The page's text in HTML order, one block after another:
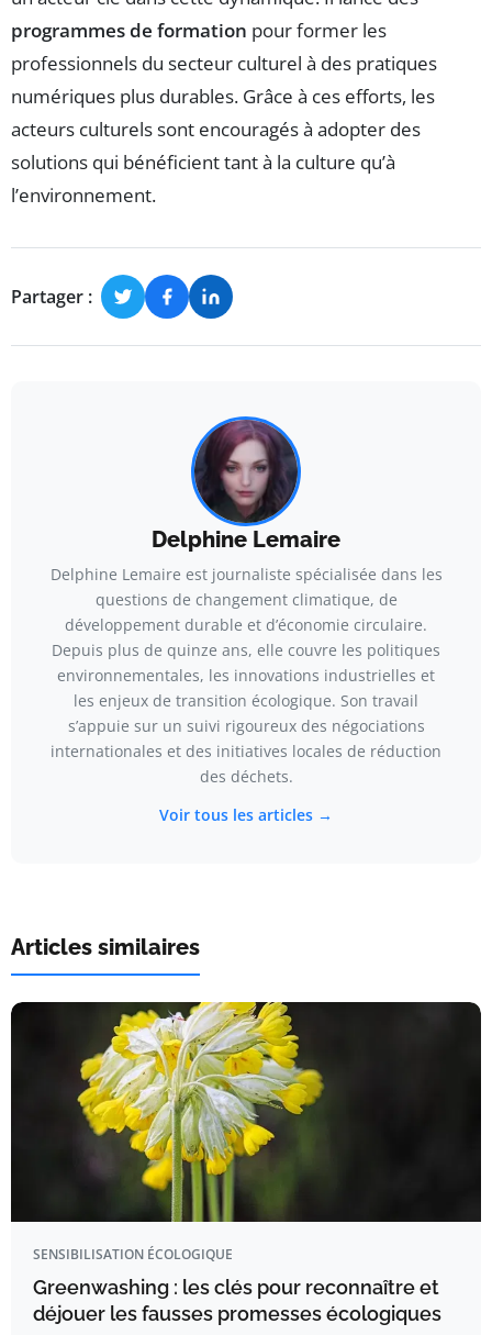
programmes de formation pour former les
professionnels du secteur culturel à des pratiques
numériques plus durables. Grâce à ces efforts, les
acteurs culturels sont encouragés à adopter des
solutions qui bénéficient tant à la culture qu’à
l’environnement.
Partager :
Delphine Lemaire
Delphine Lemaire est journaliste spécialisée dans les
questions de changement climatique, de
développement durable et d’économie circulaire.
Depuis plus de quinze ans, elle couvre les politiques
environnementales, les innovations industrielles et
les enjeux de transition écologique. Son travail
s’appuie sur un suivi rigoureux des négociations
internationales et des initiatives locales de réduction
des déchets.
Voir tous les articles →
Articles similaires
SENSIBILISATION ÉCOLOGIQUE
Greenwashing : les clés pour reconnaître et
déjouer les fausses promesses écologiques